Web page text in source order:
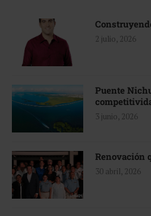
2 julio, 2026
Puente
3 junio, 2026
Renovación
30 abril, 2026